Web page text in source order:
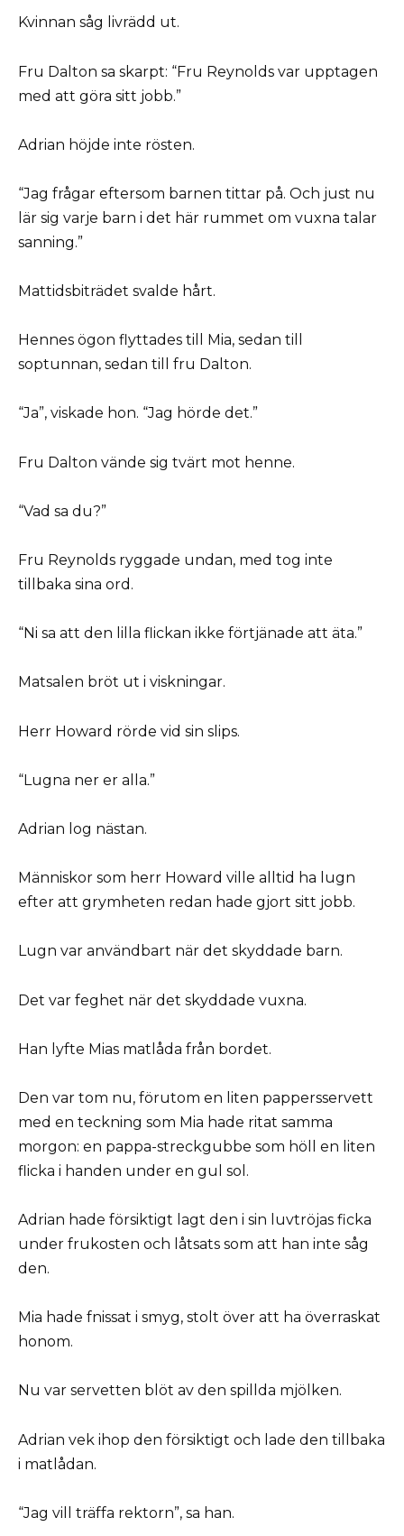
Kvinnan såg livrädd ut.
Fru Dalton sa skarpt: “Fru Reynolds var upptagen
med att göra sitt jobb.”
Adrian höjde inte rösten.
“Jag frågar eftersom barnen tittar på. Och just nu
lär sig varje barn i det här rummet om vuxna talar
sanning.”
Mattidsbiträdet svalde hårt.
Hennes ögon flyttades till Mia, sedan till
soptunnan, sedan till fru Dalton.
“Ja”, viskade hon. “Jag hörde det.”
Fru Dalton vände sig tvärt mot henne.
“Vad sa du?”
Fru Reynolds ryggade undan, med tog inte
tillbaka sina ord.
“Ni sa att den lilla flickan ikke förtjänade att äta.”
Matsalen bröt ut i viskningar.
Herr Howard rörde vid sin slips.
“Lugna ner er alla.”
Adrian log nästan.
Människor som herr Howard ville alltid ha lugn
efter att grymheten redan hade gjort sitt jobb.
Lugn var användbart när det skyddade barn.
Det var feghet när det skyddade vuxna.
Han lyfte Mias matlåda från bordet.
Den var tom nu, förutom en liten pappersservett
med en teckning som Mia hade ritat samma
morgon: en pappa-streckgubbe som höll en liten
flicka i handen under en gul sol.
Adrian hade försiktigt lagt den i sin luvtröjas ficka
under frukosten och låtsats som att han inte såg
den.
Mia hade fnissat i smyg, stolt över att ha överraskat
honom.
Nu var servetten blöt av den spillda mjölken.
Adrian vek ihop den försiktigt och lade den tillbaka
i matlådan.
“Jag vill träffa rektorn”, sa han.